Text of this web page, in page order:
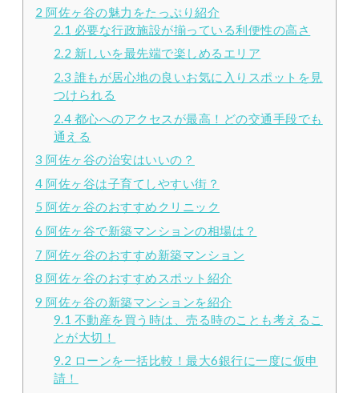
2 阿佐ヶ谷の魅力をたっぷり紹介
2.1 必要な行政施設が揃っている利便性の高さ
2.2 新しいを最先端で楽しめるエリア
2.3 誰もが居心地の良いお気に入りスポットを見
つけられる
2.4 都心へのアクセスが最高！どの交通手段でも
通える
3 阿佐ヶ谷の治安はいいの？
4 阿佐ヶ谷は子育てしやすい街？
5 阿佐ヶ谷のおすすめクリニック
6 阿佐ヶ谷で新築マンションの相場は？
7 阿佐ヶ谷のおすすめ新築マンション
8 阿佐ヶ谷のおすすめスポット紹介
9 阿佐ヶ谷の新築マンションを紹介
9.1 不動産を買う時は、売る時のことも考えるこ
とが大切！
9.2 ローンを一括比較！最大6銀行に一度に仮申
請！